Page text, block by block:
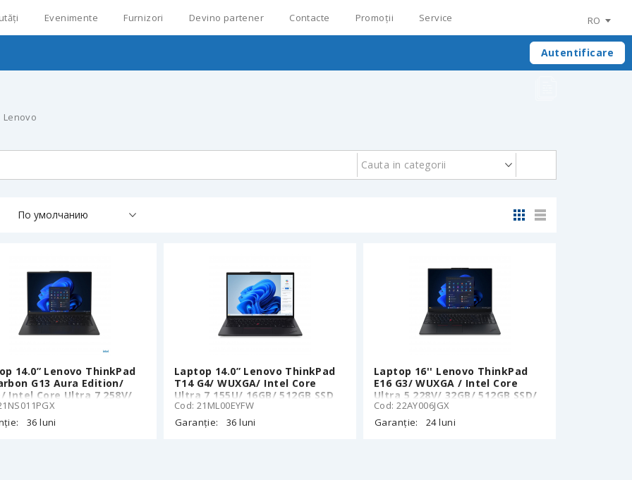
Evenimente Furnizori Devino partener Contacte Promoții Service RO
Autentificare
Lenovo
Cauta in categorii
По умолчанию
14.0” Lenovo ThinkPad
G13 Aura Edition/
Intel Core Ultra 7 258V/
1TB SSD/ Win11Pro
36 luni
Laptop 14.0” Lenovo ThinkPad
T14 G4/ WUXGA/ Intel Core
Ultra 7 155U/ 16GB/ 512GB SSD
Cod: 21ML00EYFW
Garanție:
36 luni
Laptop 16'' Lenovo ThinkPad
E16 G3/ WUXGA / Intel Core
Ultra 5 228V/ 32GB/ 512GB SSD/
Black
Cod: 22AY006JGX
Garanție:
24 luni